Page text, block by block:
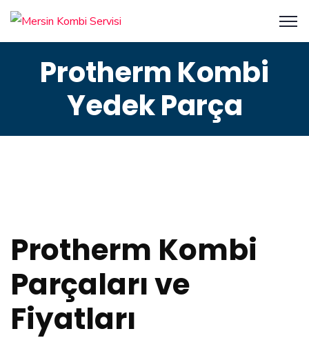
Protherm Kombi
Yedek Parça
Protherm Kombi
Parçaları ve
Fiyatları